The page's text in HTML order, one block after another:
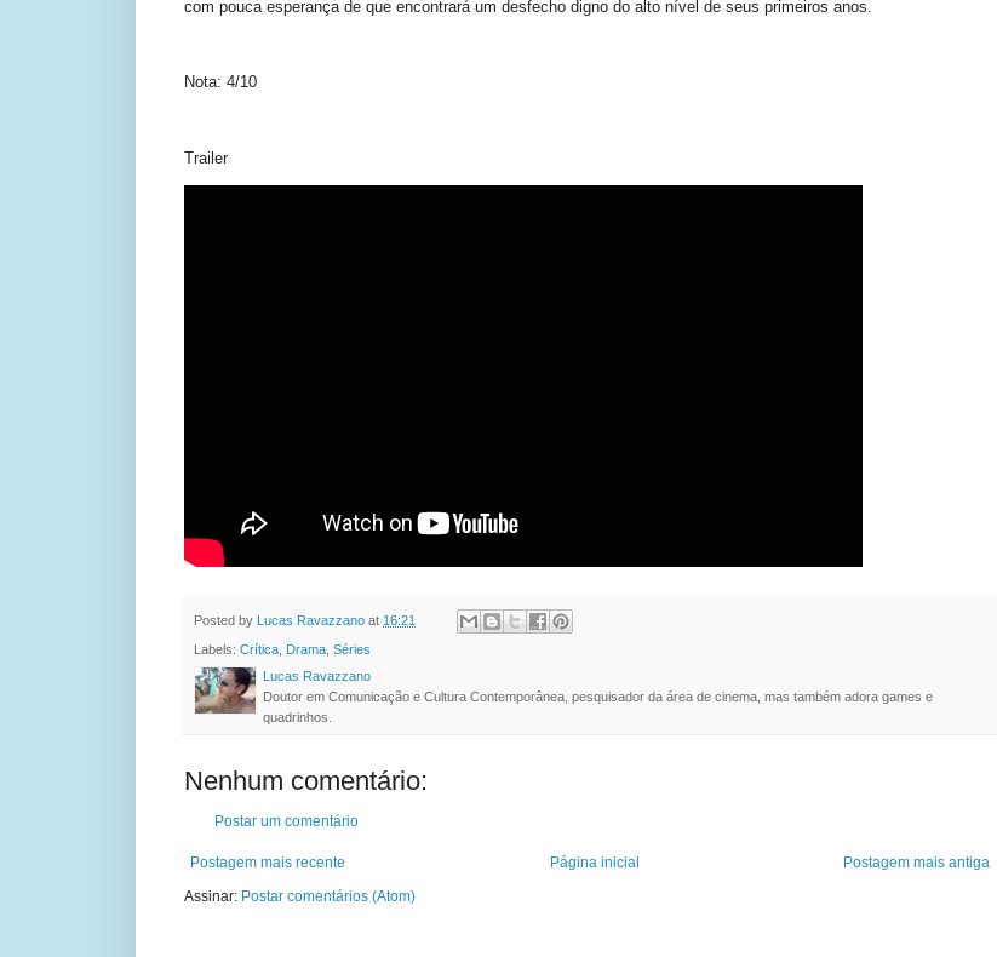
com pouca esperança de que encontrará um desfecho digno do alto nível de seus primeiros anos.
Nota: 4/10
Trailer
Posted by Lucas Ravazzano at 16:21
Labels: Crítica Drama Séries
Lucas Ravazzano
Doutor em Comunicação e Cultura Contemporânea, pesquisador da área de cinema, mas também adora games e
quadrinhos.
Nenhum comentário:
Postar um comentário
Postagem mais recente Postagem mais antiga
Página inicial
Assinar: Postar comentários (Atom)